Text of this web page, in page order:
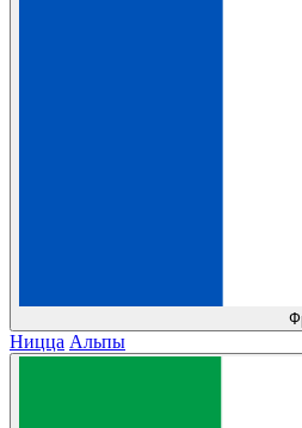
Ницца Альпы